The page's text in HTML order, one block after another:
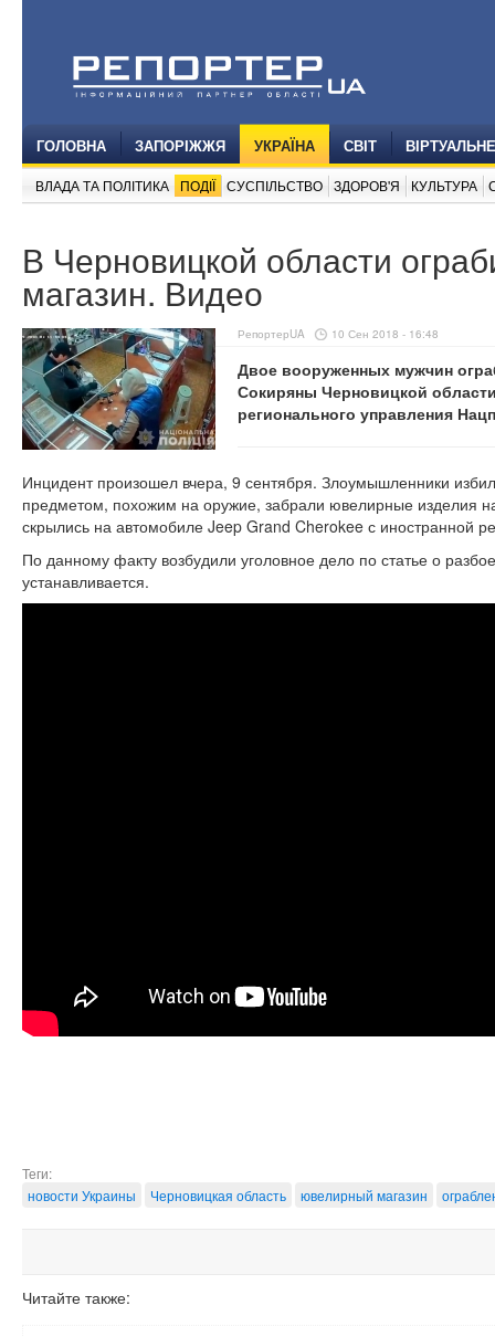
ГОЛОВНА ЗАПОРІЖЖЯ УКРАЇНА СВІТ
ВЛАДА ТА ПОЛІТИКА ПОДІЇ СУСПІЛЬСТВО ЗДОРОВ'Я КУЛЬТУРА
В Черновицкой области
магазин. Видео
РепортерUA 10 Сен 2018 - 16:48
Двое вооруженных мужчин
Сокиряны Черновицкой
регионального управления
Инцидент произошел вчера, 9 сентября. Злоумышленники
предметом, похожим на оружие, забрали ювелирные изделия
скрылись на автомобиле Jeep Grand Cherokee с иностранной
По данному факту возбудили уголовное дело по статье о
устанавливается.
Теги:
новости Украины
Черновицкая область ювелирный магазин
Читайте также: